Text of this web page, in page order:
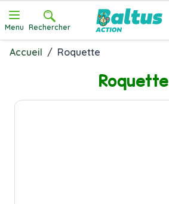
Menu Rechercher
Accueil / Roquette
Roquette